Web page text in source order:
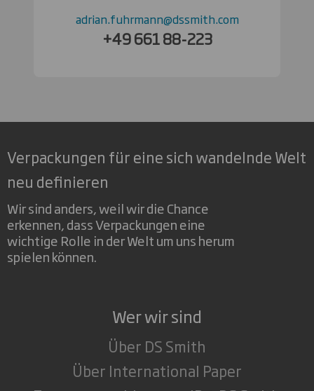
adrian.fuhrmann@dssmith.com
+49 661 88-223
Verpackungen für eine sich wandelnde Welt
neu definieren
Wir sind anders, weil wir die Chance
erkennen, dass Verpackungen eine
wichtige Rolle in der Welt um uns herum
spielen können.
Wer wir sind
Über DS Smith
Über International Paper